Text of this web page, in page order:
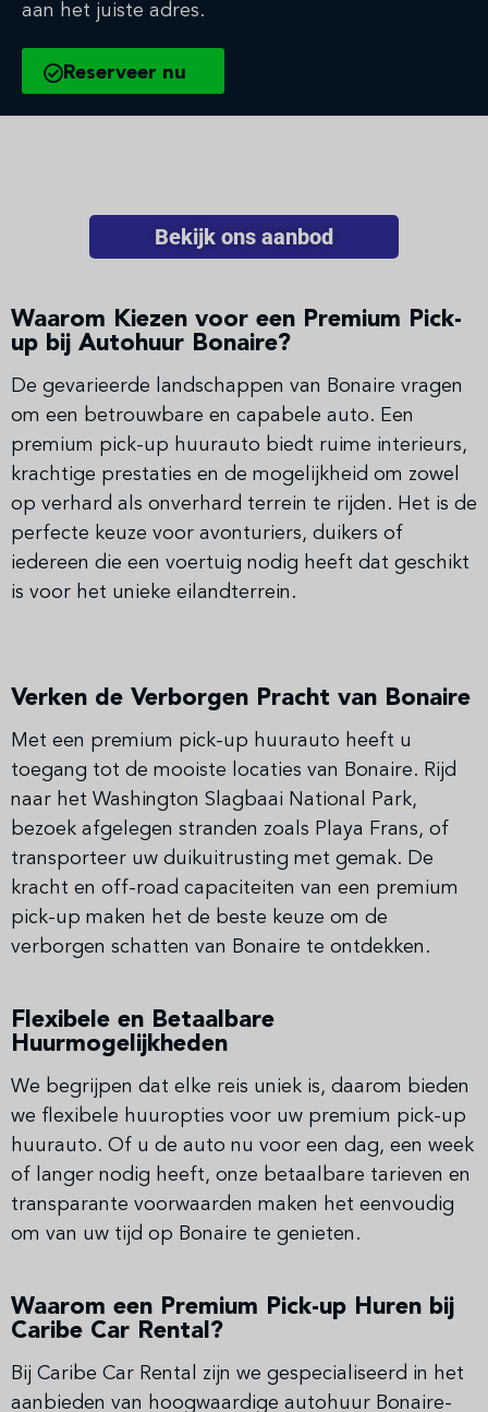
aan het juiste adres.
Reserveer nu
Bekijk ons aanbod
Waarom Kiezen voor een Premium Pick-
up bij Autohuur Bonaire?
De gevarieerde landschappen van Bonaire vragen
om een betrouwbare en capabele auto. Een
premium pick-up huurauto biedt ruime interieurs,
krachtige prestaties en de mogelijkheid om zowel
op verhard als onverhard terrein te rijden. Het is de
perfecte keuze voor avonturiers, duikers of
iedereen die een voertuig nodig heeft dat geschikt
is voor het unieke eilandterrein.
Verken de Verborgen Pracht van Bonaire
Met een premium pick-up huurauto heeft u
toegang tot de mooiste locaties van Bonaire. Rijd
naar het Washington Slagbaai National Park,
bezoek afgelegen stranden zoals Playa Frans, of
transporteer uw duikuitrusting met gemak. De
kracht en off-road capaciteiten van een premium
pick-up maken het de beste keuze om de
verborgen schatten van Bonaire te ontdekken.
Flexibele en Betaalbare
Huurmogelijkheden
We begrijpen dat elke reis uniek is, daarom bieden
we flexibele huuropties voor uw premium pick-up
huurauto. Of u de auto nu voor een dag, een week
of langer nodig heeft, onze betaalbare tarieven en
transparante voorwaarden maken het eenvoudig
om van uw tijd op Bonaire te genieten.
Waarom een Premium Pick-up Huren bij
Caribe Car Rental?
Bij Caribe Car Rental zijn we gespecialiseerd in het
aanbieden van hoogwaardige autohuur Bonaire-